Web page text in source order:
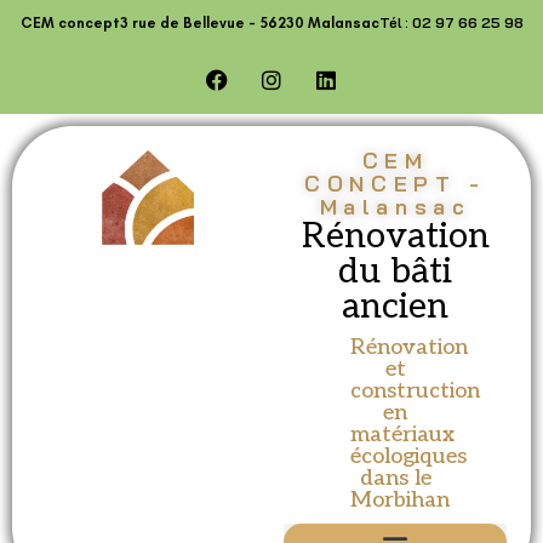
CEM concept3 rue de Bellevue - 56230 MalansacTél : 02 97 66 25 98
CEM
CONCEPT -
Malansac
Rénovation
du bâti
ancien
Rénovation
et
construction
en
matériaux
écologiques
dans le
Morbihan